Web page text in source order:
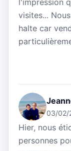
visites...
halte car
03/02/
Hier, nous
personnes